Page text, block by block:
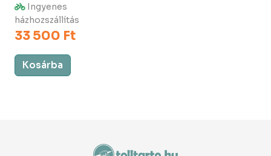
Ingyenes
házhozszállítás
33 500 Ft
Kosárba